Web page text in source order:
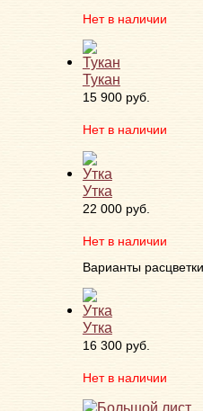
Нет в наличии
Тукан
15 900 руб.
Нет в наличии
Утка
22 000 руб.
Нет в наличии
Варианты расцветки
Утка
16 300 руб.
Нет в наличии